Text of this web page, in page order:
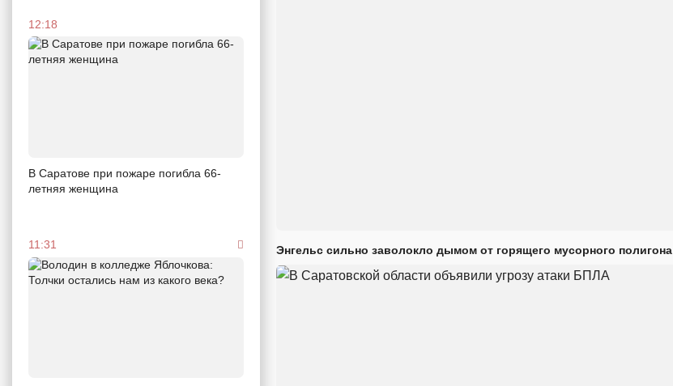
12:18
В Саратове при пожаре погибла 66-
летняя женщина
11:31 Энгельс сильно заволокло дымом от горящего мусорного полигона